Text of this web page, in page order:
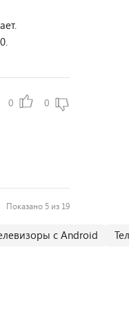
0 0
Показано 5 из 19
с Android